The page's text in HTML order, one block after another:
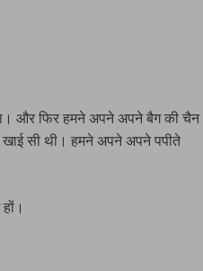
और फिर हमने अपने अपने बैग की चैन
सी थी। हमने अपने अपने पपीते